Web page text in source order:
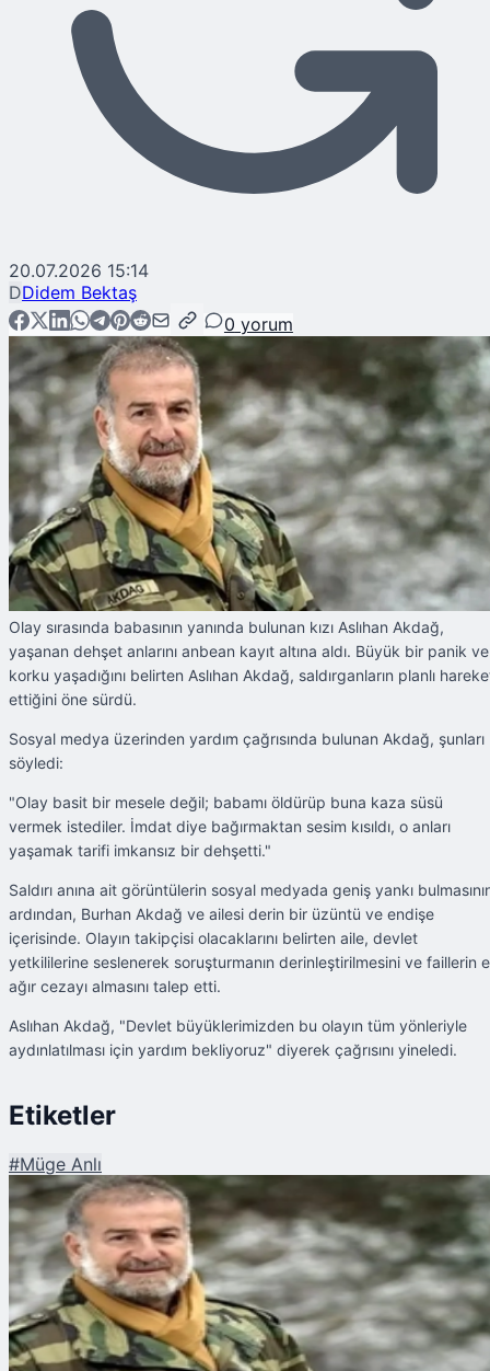
20.07.2026 15:14
DDidem Bektaş
0 yorum
Olay sırasında babasının yanında bulunan kızı Aslıhan Akdağ,
yaşanan dehşet anlarını anbean kayıt altına aldı. Büyük bir panik ve
korku yaşadığını belirten Aslıhan Akdağ, saldırganların planlı
ettiğini öne sürdü.
Sosyal medya üzerinden yardım çağrısında bulunan Akdağ, şunları
söyledi:
"Olay basit bir mesele değil; babamı öldürüp buna kaza süsü
vermek istediler. İmdat diye bağırmaktan sesim kısıldı, o anları
yaşamak tarifi imkansız bir dehşetti."
Saldırı anına ait görüntülerin sosyal medyada geniş yankı
ardından, Burhan Akdağ ve ailesi derin bir üzüntü ve endişe
içerisinde. Olayın takipçisi olacaklarını belirten aile, devlet
yetkililerine seslenerek soruşturmanın derinleştirilmesini ve faillerin
ağır cezayı almasını talep etti.
Aslıhan Akdağ, "Devlet büyüklerimizden bu olayın tüm yönleriyle
aydınlatılması için yardım bekliyoruz" diyerek çağrısını yineledi.
Etiketler
#Müge Anlı
Şu An Okunan
Müge Anlı'nın Eski Eşi Burhan Akdağ Silahlı Saldırıya Uğradı